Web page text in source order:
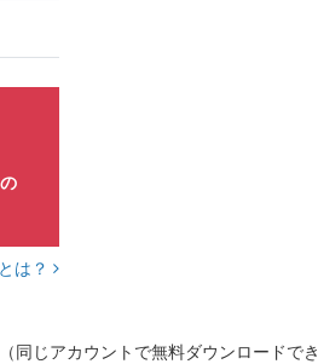
は？
（同じアカウントで無料ダウンロードでき